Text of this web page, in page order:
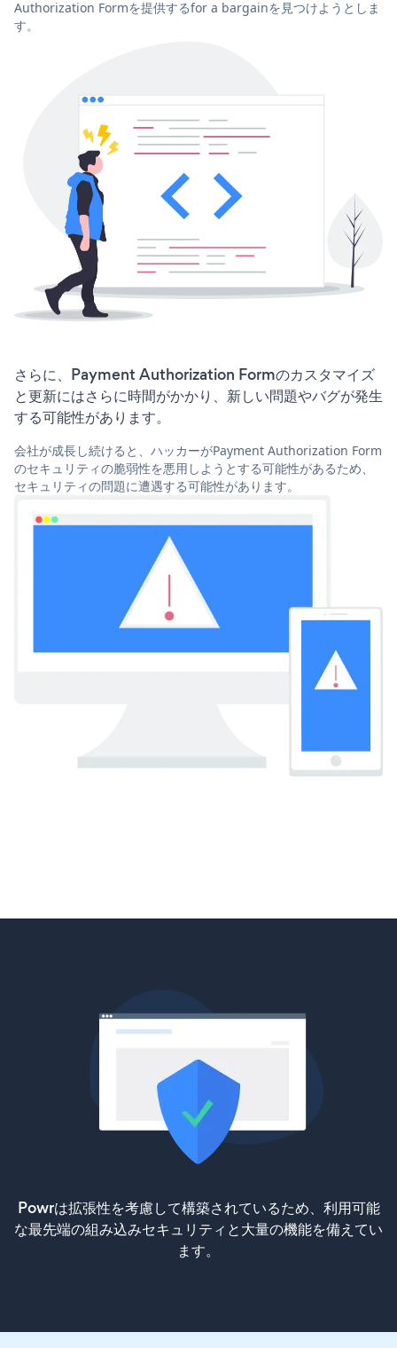
Authorization Formを提供するfor a bargainを見つけようとしま
す。
さらに、Payment Authorization Formのカスタマイズ
と更新にはさらに時間がかかり、新しい問題やバグが発生
する可能性があります。
会社が成長し続けると、ハッカーがPayment Authorization Form
のセキュリティの脆弱性を悪用しようとする可能性があるため、
セキュリティの問題に遭遇する可能性があります。
Powrは拡張性を考慮して構築されているため、利用可能
な最先端の組み込みセキュリティと大量の機能を備えてい
ます。